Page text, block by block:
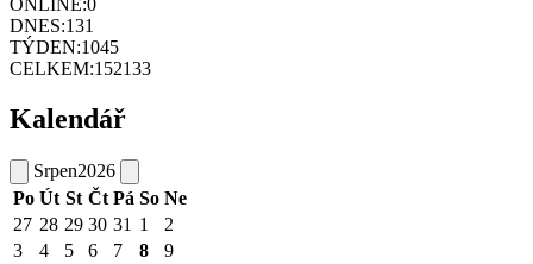
DNES:131
TÝDEN:1045
CELKEM:152133
Kalendář
Srpen2026
Po Út St Čt Pá So Ne
27 28 29 30 31 1
2
3
4 5 6 7 8
9